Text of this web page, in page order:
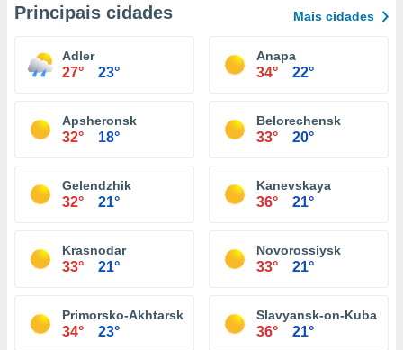
Principais cidades Mais cidades
Adler
27° 23°
Anapa
34° 22°
Apsheronsk
32° 18°
Belorechensk
33° 20°
Gelendzhik
32° 21°
Kanevskaya
36° 21°
Krasnodar
33° 21°
Novorossiysk
33° 21°
Primorsko-Akhtarsk
34° 23°
Slavyansk-on-Kuban
36° 21°